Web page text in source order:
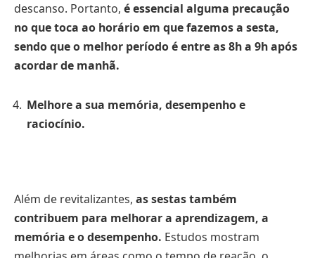
descanso. Portanto, é essencial alguma precaução
no que toca ao horário em que fazemos a sesta,
sendo que o melhor período é entre as 8h a 9h após
acordar de manhã.
Melhore a sua memória, desempenho e
raciocínio.
Além de revitalizantes, as sestas também
contribuem para melhorar a aprendizagem, a
memória e o desempenho. Estudos mostram